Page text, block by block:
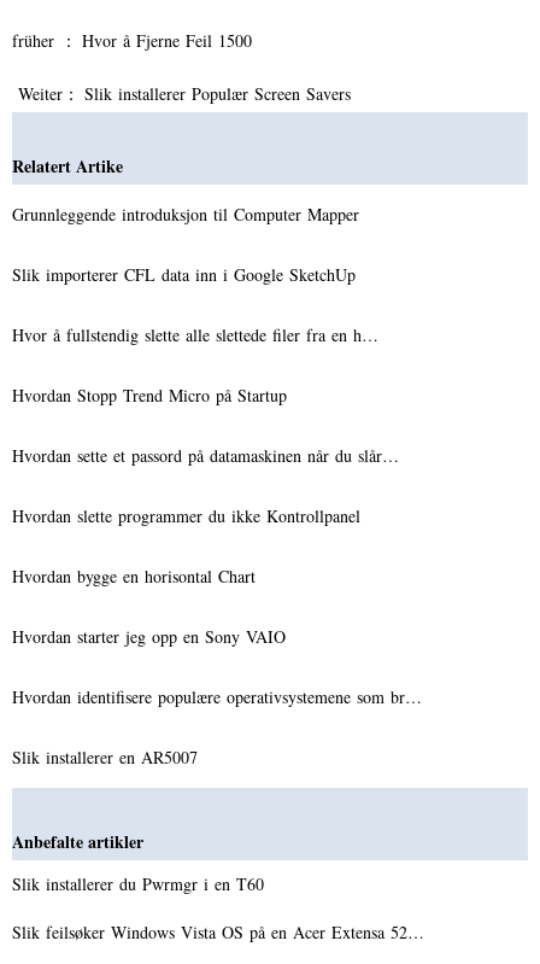
früher ： Hvor å Fjerne Feil 1500
Weiter： Slik installerer Populær Screen Savers
Relatert Artike
Grunnleggende introduksjon til Computer Mapper
Slik importerer CFL data inn i Google SketchUp
Hvor å fullstendig slette alle slettede filer fra en h…
Hvordan Stopp Trend Micro på Startup
Hvordan sette et passord på datamaskinen når du slår…
Hvordan slette programmer du ikke Kontrollpanel
Hvordan bygge en horisontal Chart
Hvordan starter jeg opp en Sony VAIO
Hvordan identifisere populære operativsystemene som br…
Slik installerer en AR5007
Anbefalte artikler
Slik installerer du Pwrmgr i en T60
Slik feilsøker Windows Vista OS på en Acer Extensa 52…